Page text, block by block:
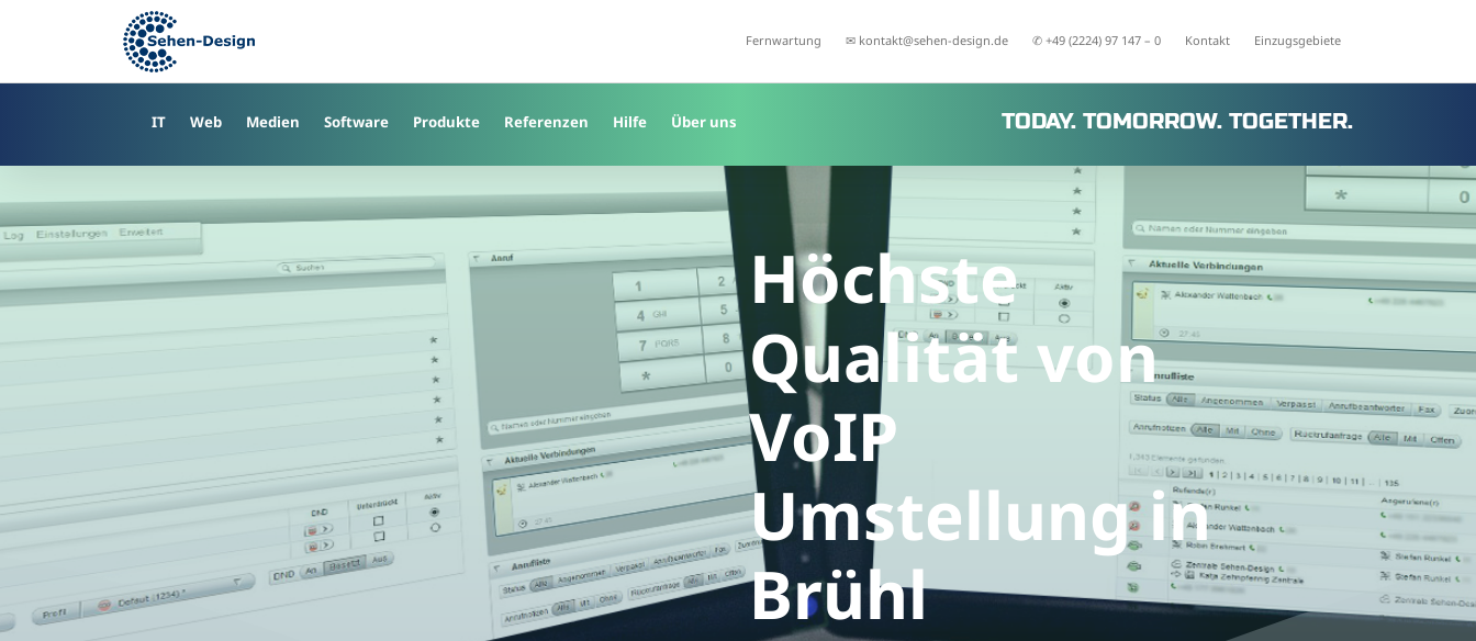
Fernwartung ✉ kontakt@sehen-design.de ✆ +49 (2224) 97 147 – 0 Kontakt Einzugsgebiete
IT Web Medien Software Produkte Referenzen Hilfe Über uns TODAY. TOMORROW. TOGETHER.
Höchste
Qualität von
VoIP
Umstellung in
Brühl